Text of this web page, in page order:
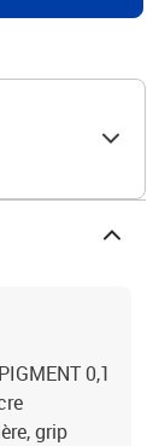
0,1
grip